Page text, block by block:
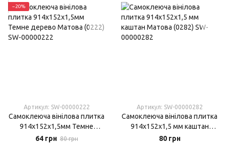
−20%
Артикул: SW-00000222
Самоклеюча вінілова плитка
914х152х1,5мм Темне
дерево Матова (0222)
64 грн 80 грн
Артикул: SW-00000282
Самоклеюча вінілова плитка
914х152х1,5 мм каштан
Матова (0282)
80 грн